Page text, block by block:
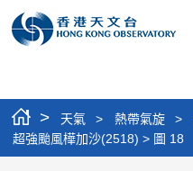
> 天氣 > 熱帶氣旋 >
超強颱風樺加沙(2518) > 圖 18